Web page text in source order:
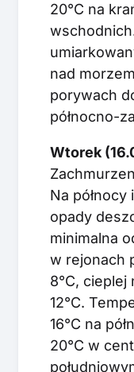
20°C na
nad
porywach
północno-
Wtorek
Na
opady
minimalna
w rejonach
8°C, cieplej
12°C.
16°C na
20°C w